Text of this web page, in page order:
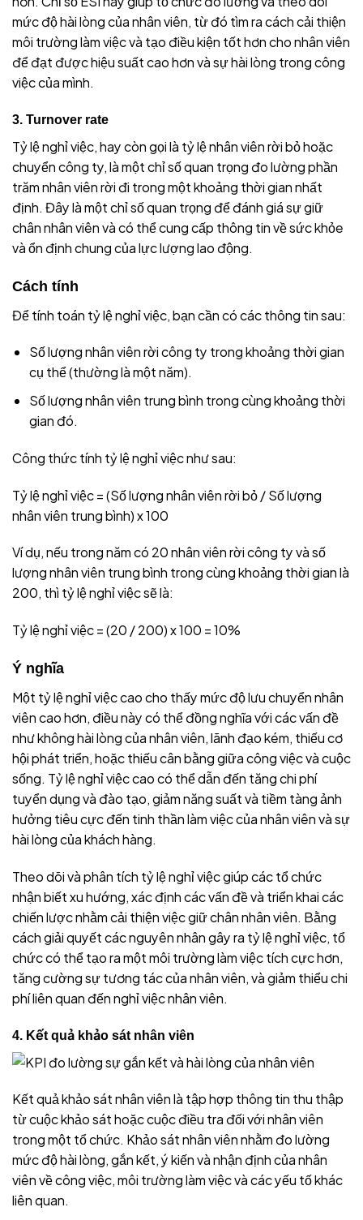
mức độ hài lòng của nhân viên, từ đó tìm ra cách cải thiện
môi trường làm việc và tạo điều kiện tốt hơn cho nhân viên
để đạt được hiệu suất cao hơn và sự hài lòng trong công
việc của mình.
3. Turnover rate
Tỷ lệ nghỉ việc, hay còn gọi là tỷ lệ nhân viên rời bỏ hoặc
chuyển công ty, là một chỉ số quan trọng đo lường phần
trăm nhân viên rời đi trong một khoảng thời gian nhất
định. Đây là một chỉ số quan trọng để đánh giá sự giữ
chân nhân viên và có thể cung cấp thông tin về sức khỏe
và ổn định chung của lực lượng lao động.
Cách tính
Để tính toán tỷ lệ nghỉ việc, bạn cần có các thông tin sau:
Số lượng nhân viên rời công ty trong khoảng thời gian
cụ thể (thường là một năm).
Số lượng nhân viên trung bình trong cùng khoảng thời
gian đó.
Công thức tính tỷ lệ nghỉ việc như sau:
Tỷ lệ nghỉ việc = (Số lượng nhân viên rời bỏ / Số lượng
nhân viên trung bình) x 100
Ví dụ, nếu trong năm có 20 nhân viên rời công ty và số
lượng nhân viên trung bình trong cùng khoảng thời gian là
200, thì tỷ lệ nghỉ việc sẽ là:
Tỷ lệ nghỉ việc = (20 / 200) x 100 = 10%
Ý nghĩa
Một tỷ lệ nghỉ việc cao cho thấy mức độ lưu chuyển nhân
viên cao hơn, điều này có thể đồng nghĩa với các vấn đề
như không hài lòng của nhân viên, lãnh đạo kém, thiếu cơ
hội phát triển, hoặc thiếu cân bằng giữa công việc và cuộc
sống. Tỷ lệ nghỉ việc cao có thể dẫn đến tăng chi phí
tuyển dụng và đào tạo, giảm năng suất và tiềm tàng ảnh
hưởng tiêu cực đến tinh thần làm việc của nhân viên và sự
hài lòng của khách hàng.
Theo dõi và phân tích tỷ lệ nghỉ việc giúp các tổ chức
nhận biết xu hướng, xác định các vấn đề và triển khai các
chiến lược nhằm cải thiện việc giữ chân nhân viên. Bằng
cách giải quyết các nguyên nhân gây ra tỷ lệ nghỉ việc, tổ
chức có thể tạo ra một môi trường làm việc tích cực hơn,
tăng cường sự tương tác của nhân viên, và giảm thiểu chi
phí liên quan đến nghỉ việc nhân viên.
4. Kết quả khảo sát nhân viên
Kết quả khảo sát nhân viên là tập hợp thông tin thu thập
từ cuộc khảo sát hoặc cuộc điều tra đối với nhân viên
trong một tổ chức. Khảo sát nhân viên nhằm đo lường
mức độ hài lòng, gắn kết, ý kiến và nhận định của nhân
viên về công việc, môi trường làm việc và các yếu tố khác
liên quan.